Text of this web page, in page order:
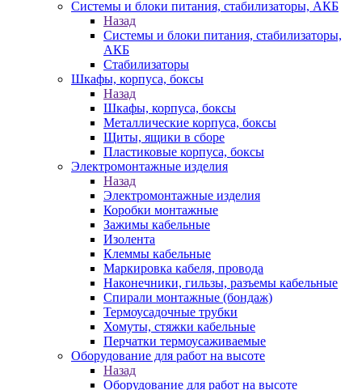
Системы и блоки питания, стабилизаторы, АКБ
Назад
Системы и блоки питания, стабилизаторы,
АКБ
Стабилизаторы
Шкафы, корпуса, боксы
Назад
Шкафы, корпуса, боксы
Металлические корпуса, боксы
Щиты, ящики в сборе
Пластиковые корпуса, боксы
Электромонтажные изделия
Назад
Электромонтажные изделия
Коробки монтажные
Зажимы кабельные
Изолента
Клеммы кабельные
Маркировка кабеля, провода
Наконечники, гильзы, разъемы кабельные
Спирали монтажные (бондаж)
Термоусадочные трубки
Хомуты, стяжки кабельные
Перчатки термоусаживаемые
Оборудование для работ на высоте
Назад
Оборудование для работ на высоте